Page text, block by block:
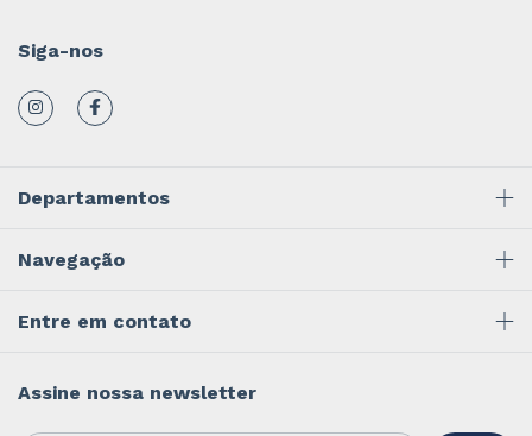
Siga-nos
Departamentos
Navegação
Entre em contato
Assine nossa newsletter